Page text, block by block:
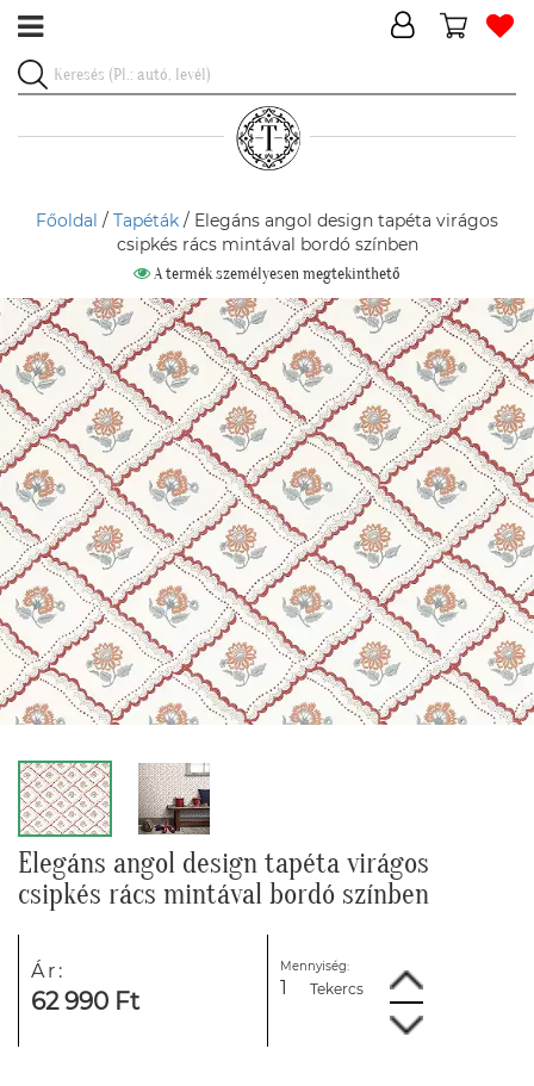
Főoldal / Tapéták / Elegáns angol design tapéta virágos
csipkés rács mintával bordó színben
A termék személyesen megtekinthető
Elegáns angol design tapéta virágos
csipkés rács mintával bordó színben
Ár:
62 990 Ft
Mennyiség:
Tekercs